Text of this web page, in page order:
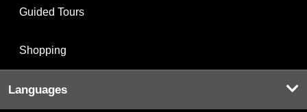
Guided Tours
Shopping
Languages